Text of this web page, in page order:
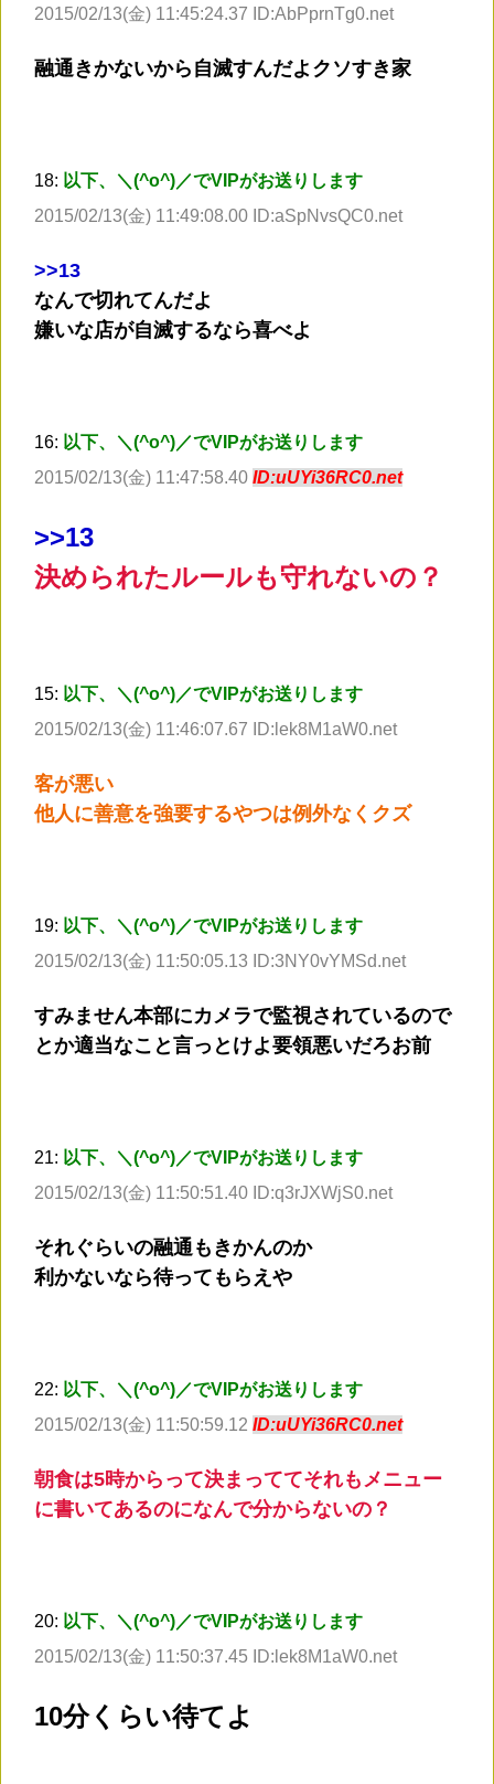
2015/02/13(金) 11:45:24.37 ID:AbPprnTg0.net
融通きかないから自滅すんだよクソすき家
18: 以下、＼(^o^)／でVIPがお送りします
2015/02/13(金) 11:49:08.00 ID:aSpNvsQC0.net
>>13
なんで切れてんだよ
嫌いな店が自滅するなら喜べよ
16: 以下、＼(^o^)／でVIPがお送りします
2015/02/13(金) 11:47:58.40 ID:uUYi36RC0.net
>>13
決められたルールも守れないの？
15: 以下、＼(^o^)／でVIPがお送りします
2015/02/13(金) 11:46:07.67 ID:lek8M1aW0.net
客が悪い
他人に善意を強要するやつは例外なくクズ
19: 以下、＼(^o^)／でVIPがお送りします
2015/02/13(金) 11:50:05.13 ID:3NY0vYMSd.net
すみません本部にカメラで監視されているので
とか適当なこと言っとけよ要領悪いだろお前
21: 以下、＼(^o^)／でVIPがお送りします
2015/02/13(金) 11:50:51.40 ID:q3rJXWjS0.net
それぐらいの融通もきかんのか
利かないなら待ってもらえや
22: 以下、＼(^o^)／でVIPがお送りします
2015/02/13(金) 11:50:59.12 ID:uUYi36RC0.net
朝食は5時からって決まっててそれもメニュー
に書いてあるのになんで分からないの？
20: 以下、＼(^o^)／でVIPがお送りします
2015/02/13(金) 11:50:37.45 ID:lek8M1aW0.net
10分くらい待てよ